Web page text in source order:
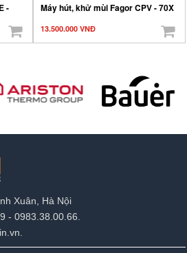
-
Máy hút, khử mùi Fagor CPV - 70X
13.500.000 VNĐ
Xuân, Hà Nội
- 0983.38.00.66.